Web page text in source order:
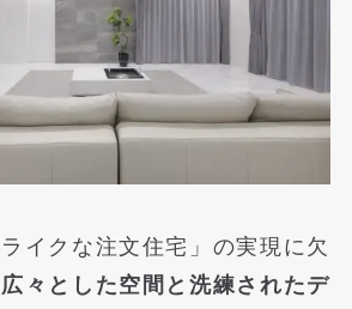
イクな注文住宅」の実現に欠
広々とした空間と洗練されたデ